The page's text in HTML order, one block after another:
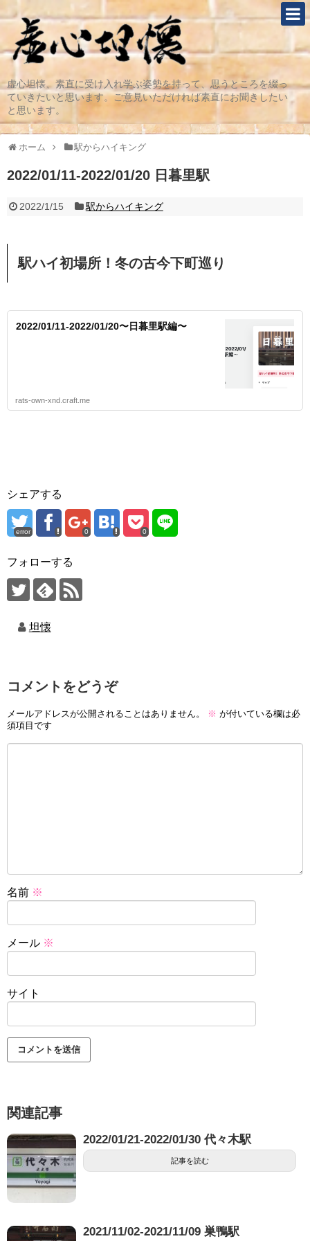
虚心坦懐、素直に受け入れ学ぶ姿勢を持って、思うところを綴っ
ていきたいと思います。ご意見いただければ素直にお聞きしたい
と思います。
ホーム 駅からハイキング
2022/01/11-2022/01/20 日暮里駅
2022/1/15 駅からハイキング
駅ハイ初場所！冬の古今下町巡り
2022/01/11-2022/01/20〜日暮里駅編〜
rats-own-xnd.craft.me
シェアする
error 0 0
フォローする
坦懐
コメントをどうぞ
メールアドレスが公開されることはありません。 ※ が付いている欄は必
須項目です
名前 ※
メール ※
サイト
関連記事
2022/01/21-2022/01/30 代々木駅
記事を読む
2021/11/02-2021/11/09 巣鴨駅